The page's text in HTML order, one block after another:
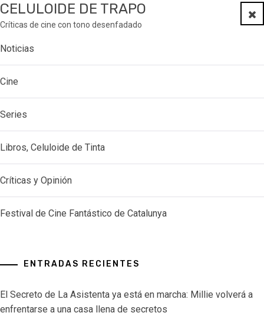
CELULOIDE DE TRAPO
Críticas de cine con tono desenfadado
Noticias
Cine
Series
Libros, Celuloide de Tinta
Críticas y Opinión
Festival de Cine Fantástico de Catalunya
ENTRADAS RECIENTES
El Secreto de La Asistenta ya está en marcha: Millie volverá a
enfrentarse a una casa llena de secretos